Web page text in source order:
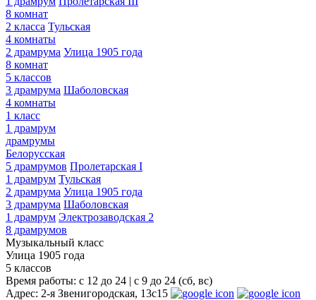
8 комнат
2 класса Тульская
4 комнаты
2 драмрума Улица 1905 года
8 комнат
5 классов
3 драмрума Шаболовская
4 комнаты
1 класс
1 драмрум
драмрумы
Белорусская
5 драмрумов Пролетарская I
1 драмрум Тульская
2 драмрума Улица 1905 года
3 драмрума Шаболовская
1 драмрум Электрозаводская 2
8 драмрумов
Музыкальный класс
Улица 1905 года
5 классов
Время работы: с 12 до 24 | c 9 до 24 (сб, вс)
Адрес: 2-я Звенигородская, 13с15